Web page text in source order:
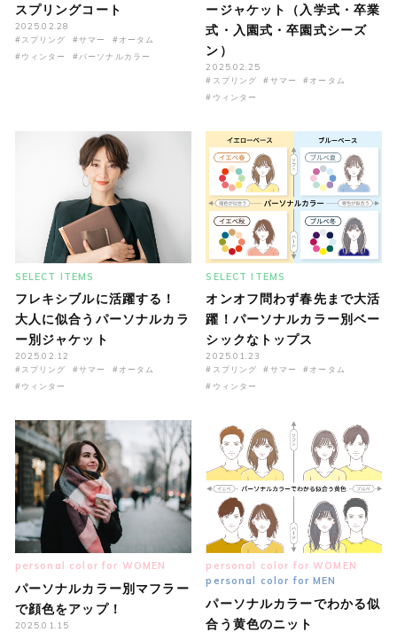
スプリングコート
2025.02.28
#スプリング
#サマー
#オータム
#ウィンター
#パーソナルカラー
ージャケット（入学式・卒業
式・入園式・卒園式シーズ
ン）
2025.02.25
#スプリング
#サマー
#オータム
#ウィンター
SELECT ITEMS
フレキシブルに活躍する！
大人に似合うパーソナルカラ
ー別ジャケット
2025.02.12
#スプリング
#サマー
#オータム
#ウィンター
SELECT ITEMS
オンオフ問わず春先まで大活
躍！パーソナルカラー別ベー
シックなトップス
2025.01.23
#スプリング
#サマー
#オータム
#ウィンター
personal color for WOMEN
パーソナルカラー別マフラー
で顔色をアップ！
2025.01.15
personal color for WOMEN
personal color for MEN
パーソナルカラーでわかる似
合う黄色のニット